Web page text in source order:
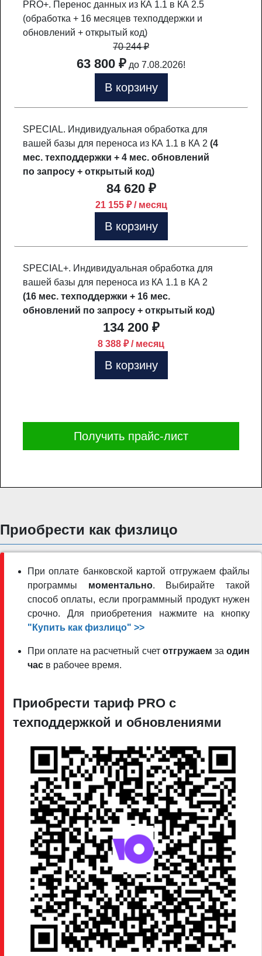
PRO+. Перенос данных из КА 1.1 в КА 2.5
(обработка + 16 месяцев техподдержки и
обновлений + открытый код)
70 244₽
63 800 ₽ до 7.08.2026!
В корзину
SPECIAL. Индивидуальная обработка для
вашей базы для переноса из КА 1.1 в КА 2 (4
мес. техподдержки + 4 мес. обновлений
по запросу + открытый код)
84 620 ₽
21 155 ₽ / месяц
В корзину
SPECIAL+. Индивидуальная обработка для
вашей базы для переноса из КА 1.1 в КА 2
(16 мес. техподдержки + 16 мес.
обновлений по запросу + открытый код)
134 200 ₽
8 388 ₽ / месяц
В корзину
Получить прайс-лист
Приобрести как физлицо
При оплате банковской картой отгружаем файлы
программы моментально. Выбирайте такой
способ оплаты, если программный продукт нужен
срочно. Для приобретения нажмите на кнопку
"Купить как физлицо" >>
При оплате на расчетный счет отгружаем заодин
час в рабочее время.
Приобрести тариф PRO c
техподдержкой и обновлениями